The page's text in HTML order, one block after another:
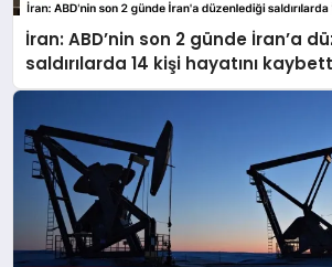
İran: ABD’nin son 2 günde İran’a
saldırılarda 14 kişi hayatını